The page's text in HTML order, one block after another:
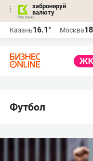
забронируй
валюту
Казань16.1° Москва
Футбол